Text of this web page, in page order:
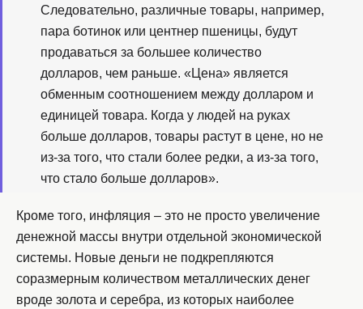
Следовательно, различные товары, например,
пара ботинок или центнер пшеницы, будут
продаваться за большее количество
долларов, чем раньше. «Цена» является
обменным соотношением между долларом и
единицей товара. Когда у людей на руках
больше долларов, товары растут в цене, но не
из-за того, что стали более редки, а из-за того,
что стало больше долларов».
Кроме того, инфляция – это не просто увеличение
денежной массы внутри отдельной экономической
системы. Новые деньги не подкрепляются
соразмерным количеством металлических денег
вроде золота и серебра, из которых наиболее